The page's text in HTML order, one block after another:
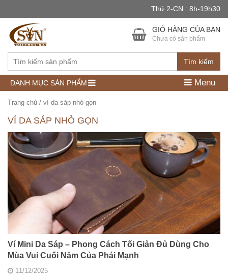
Thứ 2-CN : 8h-19h30
Tìm kiếm
GIỎ HÀNG CỦA BẠN
Chưa có sản phẩm
DANH MỤC SẢN PHẨM Menu
Trang chủ / ví da sáp nhỏ gọn
VÍ DA SÁP NHỎ GỌN
Ví Mini Da Sáp – Phong Cách Tối Giản Đủ Dùng Cho
Mùa Vui Cuối Năm Của Phái Mạnh
11/12/2025